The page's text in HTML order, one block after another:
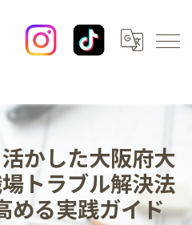
かした大阪府大
トラブル解決法
める実践ガイド